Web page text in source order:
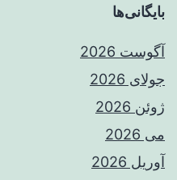
بایگانی‌ها
آگوست 2026
جولای 2026
ژوئن 2026
می 2026
آوریل 2026